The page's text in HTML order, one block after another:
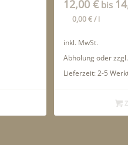
12,00 €bis
0,00€/l
inkl. MwSt.
Abholung oder zzgl.
Lieferzeit:2-5